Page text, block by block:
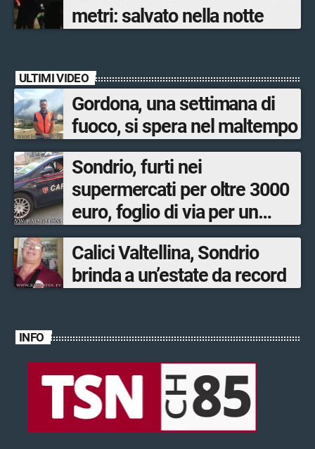
metri: salvato nella notte
ULTIMI VIDEO
Gordona, una settimana di
fuoco, si spera nel maltempo
Sondrio, furti nei
supermercati per oltre 3000
euro, foglio di via per un
ventinovenne
Calici Valtellina, Sondrio
brinda a un’estate da record
INFO